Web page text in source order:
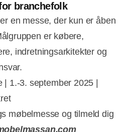
branchefolk
en messe, der kun er åben
er købere,
indretningsarkitekter og
1.-3. september 2025 |
møbelmesse og tilmeld dig